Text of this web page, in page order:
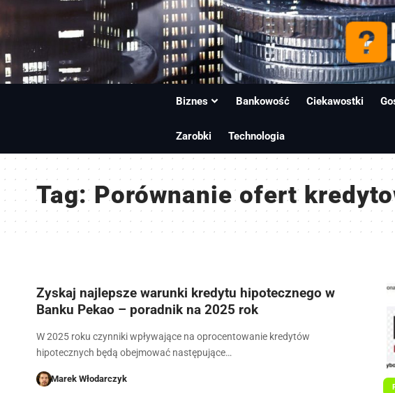
Biznes Bankowość Ciekawostki
Zarobki Technologia
Tag:Porównanie ofert
Zyskaj najlepsze warunki kredytu hipotecznego w
Banku Pekao – poradnik na 2025 rok
W 2025 roku czynniki wpływające na oprocentowanie kredytów
hipotecznych będą obejmować następujące…
Marek Włodarczyk